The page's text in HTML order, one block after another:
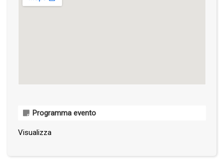
Programma evento
Visualizza